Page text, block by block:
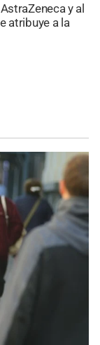
y al
atribuye a la